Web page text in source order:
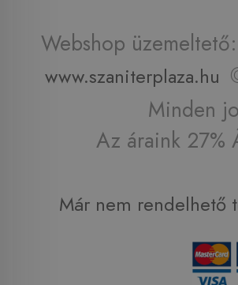
Webshop
www.szaniterplaza.hu
Minden
Az áraink 27%
Már nem rendelhető